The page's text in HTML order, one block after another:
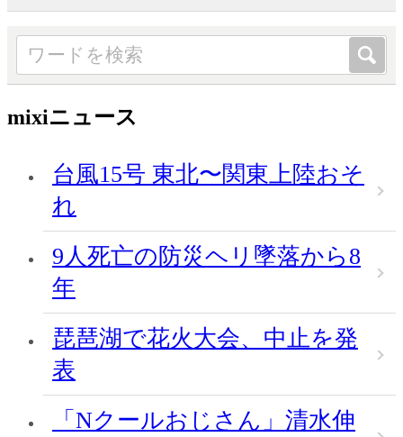
mixiニュース
台風15号 東北〜関東上陸おそ
れ
9人死亡の防災ヘリ墜落から8
年
琵琶湖で花火大会、中止を発
表
「Nクールおじさん」清水伸